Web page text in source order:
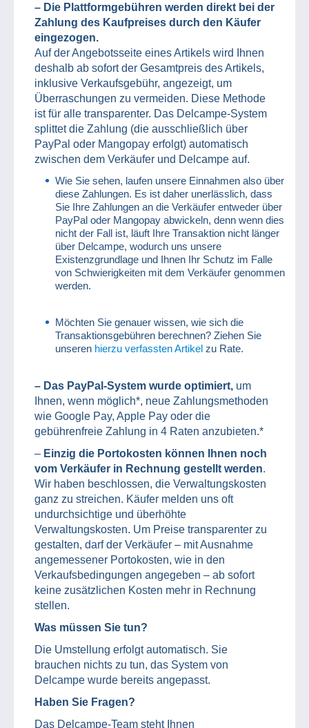
– Die Plattformgebühren werden direkt bei der
Zahlung des Kaufpreises durch den Käufer
eingezogen.
Auf der Angebotsseite eines Artikels wird Ihnen
deshalb ab sofort der Gesamtpreis des Artikels,
inklusive Verkaufsgebühr, angezeigt, um
Überraschungen zu vermeiden. Diese Methode
ist für alle transparenter. Das Delcampe-System
splittet die Zahlung (die ausschließlich über
PayPal oder Mangopay erfolgt) automatisch
zwischen dem Verkäufer und Delcampe auf.
Wie Sie sehen, laufen unsere Einnahmen also über
diese Zahlungen. Es ist daher unerlässlich, dass
Sie Ihre Zahlungen an die Verkäufer entweder über
PayPal oder Mangopay abwickeln, denn wenn dies
nicht der Fall ist, läuft Ihre Transaktion nicht länger
über Delcampe, wodurch uns unsere
Existenzgrundlage und Ihnen Ihr Schutz im Falle
von Schwierigkeiten mit dem Verkäufer genommen
werden.
Möchten Sie genauer wissen, wie sich die
Transaktionsgebühren berechnen? Ziehen Sie
unseren hierzu verfassten Artikel zu Rate.
– Das PayPal-System wurde optimiert, um
Ihnen, wenn möglich*, neue Zahlungsmethoden
wie Google Pay, Apple Pay oder die
gebührenfreie Zahlung in 4 Raten anzubieten.*
– Einzig die Portokosten können Ihnen noch
vom Verkäufer in Rechnung gestellt werden.
Wir haben beschlossen, die Verwaltungskosten
ganz zu streichen. Käufer melden uns oft
undurchsichtige und überhöhte
Verwaltungskosten. Um Preise transparenter zu
gestalten, darf der Verkäufer – mit Ausnahme
angemessener Portokosten, wie in den
Verkaufsbedingungen angegeben – ab sofort
keine zusätzlichen Kosten mehr in Rechnung
stellen.
Was müssen Sie tun?
Die Umstellung erfolgt automatisch. Sie
brauchen nichts zu tun, das System von
Delcampe wurde bereits angepasst.
Haben Sie Fragen?
Das Delcampe-Team steht Ihnen